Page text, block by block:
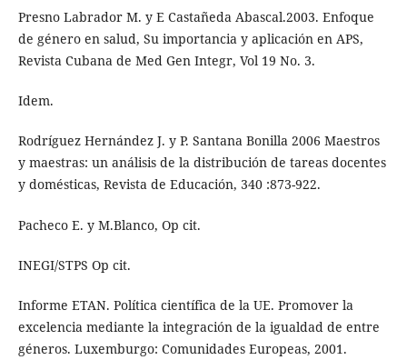
Presno Labrador M. y E Castañeda Abascal.2003. Enfoque
de género en salud, Su importancia y aplicación en APS,
Revista Cubana de Med Gen Integr, Vol 19 No. 3.
Idem.
Rodríguez Hernández J. y P. Santana Bonilla 2006 Maestros
y maestras: un análisis de la distribución de tareas docentes
y domésticas, Revista de Educación, 340 :873-922.
Pacheco E. y M.Blanco, Op cit.
INEGI/STPS Op cit.
Informe ETAN. Política científica de la UE. Promover la
excelencia mediante la integración de la igualdad de entre
géneros. Luxemburgo: Comunidades Europeas, 2001.